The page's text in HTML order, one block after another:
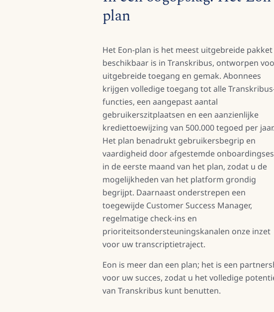
Begin met typen om te zoeken in modellen, sites en blogberichten...
plan
Het Eon-plan is het meest uitgebreide
beschikbaar is in Transkribus, ontworpen
uitgebreide toegang en gemak. Abonnees
krijgen volledige toegang tot alle
functies, een aangepast aantal
gebruikerszitplaatsen en een aanzienlijke
krediettoewijzing van 500.000 tegoed per jaar.
Het plan benadrukt gebruikersbegrip en
vaardigheid door afgestemde
in de eerste maand van het plan, zodat u de
mogelijkheden van het platform grondig
begrijpt. Daarnaast onderstrepen een
toegewijde Customer Success Manager,
regelmatige check-ins en
prioriteitsondersteuningskanalen onze inzet
voor uw transcriptietraject.
Eon is meer dan een plan; het is een
voor uw succes, zodat u het volledige
van Transkribus kunt benutten.